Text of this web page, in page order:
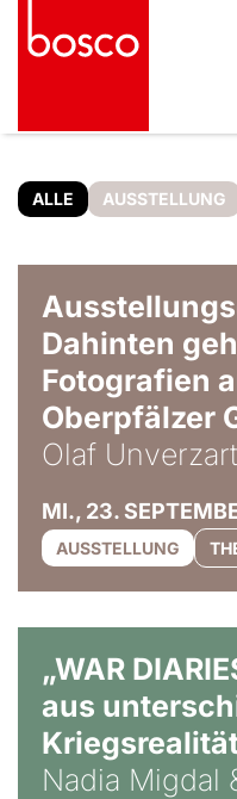
ALLE AUSSTELLUNG
Dahinten
Fotografien
Oberpfälzer
Olaf Unverzart
MI., 23.
AUSSTELLUNG
„WAR
aus
Nadia Migdal